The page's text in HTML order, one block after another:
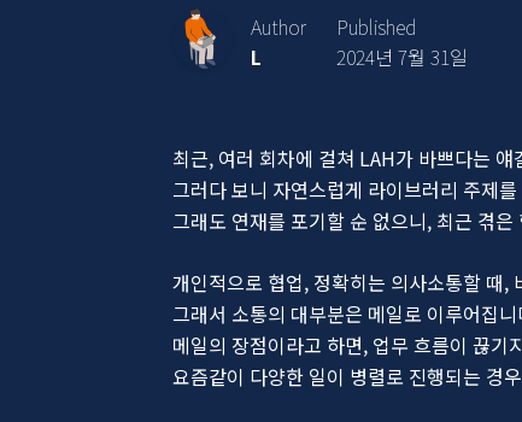
Author
L
Published
2024년 7월 31일
최근, 여러 회차에 걸쳐 LAH가 바쁘다는 얘
그러다 보니 자연스럽게 라이브러리 주제
그래도 연재를 포기할 순 없으니, 최근 겪
개인적으로 협업, 정확히는 의사소통할 때,
그래서 소통의 대부분은 메일로 이루어집
메일의 장점이라고 하면, 업무 흐름이 끊
요즘같이 다양한 일이 병렬로 진행되는 경